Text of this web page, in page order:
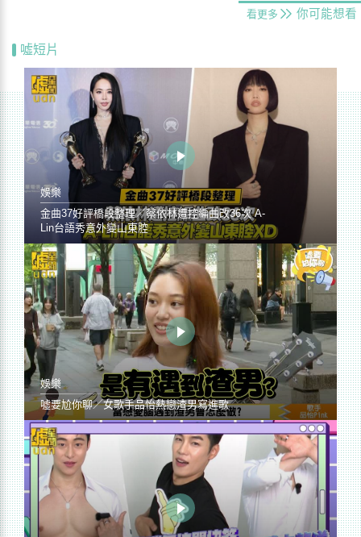
看更多 你可能想看
噓短片
娛樂
金曲37好評橋段整理／蔡依林遭控編曲改36次 A-
Lin台語秀意外變山東腔
娛樂
噓要尬你聊／女歌手品怡熱戀渣男寫進歌